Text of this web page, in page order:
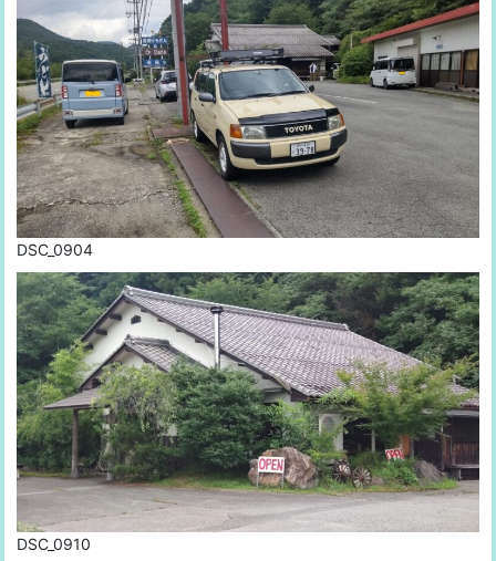
DSC_0904
DSC_0910